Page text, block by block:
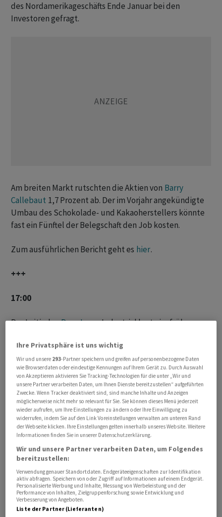
des Nordamerikageschäfts Ende Januar bei den
Investoren gefragt.
Am breiten Markt rutschten die Aktien von Barry
Callebaut 1,7 Prozent ab. Der im Vorjahr angekündigte
Umbau des Schokolade- und Kakaoherstellers könnte
fast ein Fünftel der Belegschaft den Job kosten.
Zum ausführlichen Bericht geht es hier.
+++
17:00
Der LeitindexDow JonesIndustrial legte im frühen
vergangenen Woche hatte der Wall-Street-Index ein
Plus von 1,3 Prozent verbucht. Zudem hatte er, wie
auch der marktbreiteS&P 500und der
technologielastige AuswahlindexNasdaq 100, nicht
zuletzt wegen der Euphorie umKünstliche Intelligenz
ein weiteres Rekordhoch erreicht. Der Auslöser dafür
waren erneut starken Geschäftszahlen des Grafikkarten-
und Prozessor-AnbietersNvidia.
Für denS&P 500
5091 Zähler nach oben. DerNasdaq 100gewann 0,30
Prozent auf 17'990 Punkte.
An den Aktienmärkten wird weltweit auf wichtige
Ihre Privatsphäre ist uns wichtig
Wir und unsere 293-Partner speichern und greifen auf personenbezogene Daten
wie Browserdaten oder eindeutige Kennungen auf Ihrem Gerät zu. Durch Auswahl
von Akzeptieren aktivieren Sie Tracking-Technologien für die unter „Wir und
unsere Partner verarbeiten Daten, um Ihnen Dienste bereitzustellen“ aufgeführten
Zwecke. Wenn Tracker deaktiviert sind, sind manche Inhalte und Anzeigen
möglicherweise nicht mehr so relevant für Sie. Sie können dieses Menü jederzeit
wieder aufrufen, um Ihre Einstellungen zu ändern oder Ihre Einwilligung zu
widerrufen, indem Sie auf den Link Voreinstellungen verwalten am unteren Rand
der Webseite klicken. Ihre Einstellungen gelten innerhalb unseres Website. Weitere
Informationen finden Sie in unserer Datenschutzerklärung.
Wir und unsere Partner verarbeiten Daten, um Folgendes
bereitzustellen:
Verwendung genauer Standortdaten. Endgeräteeigenschaften zur Identifikation
aktiv abfragen. Speichern von oder Zugriff auf Informationen auf einem Endgerät.
Personalisierte Werbung und Inhalte, Messung von Werbeleistung und der
Performance von Inhalten, Zielgruppenforschung sowie Entwicklung und
Verbesserung von Angeboten.
Liste der Partner (Lieferanten)